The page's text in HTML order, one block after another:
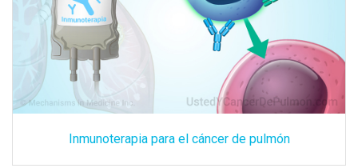
Inmunoterapia para el cáncer de pulmón